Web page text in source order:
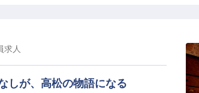
築く】
求人
しが、高松の物語になる